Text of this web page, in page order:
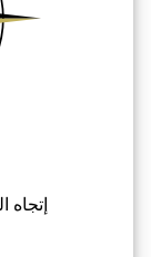
إتجاه